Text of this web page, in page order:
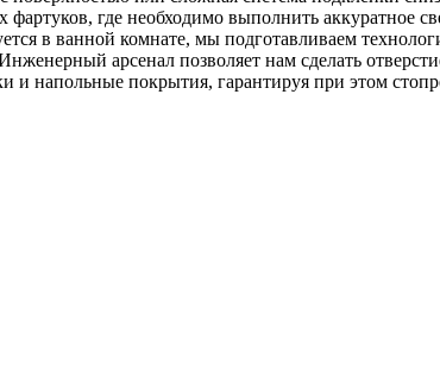
где необходимо выполнить аккуратное
в ванной комнате, мы подготавливаем
арсенал позволяет нам сделать
напольные покрытия, гарантируя при этом